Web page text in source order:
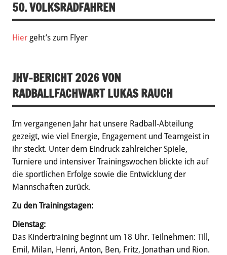
50. VOLKSRADFAHREN
Hier geht’s zum Flyer
JHV-BERICHT 2026 VON
RADBALLFACHWART LUKAS RAUCH
Im vergangenen Jahr hat unsere Radball-Abteilung
gezeigt, wie viel Energie, Engagement und Teamgeist in
ihr steckt. Unter dem Eindruck zahlreicher Spiele,
Turniere und intensiver Trainingswochen blickte ich auf
die sportlichen Erfolge sowie die Entwicklung der
Mannschaften zurück.
Zu den Trainingstagen:
Dienstag:
Das Kindertraining beginnt um 18 Uhr. Teilnehmen: Till,
Emil, Milan, Henri, Anton, Ben, Fritz, Jonathan und Rion.